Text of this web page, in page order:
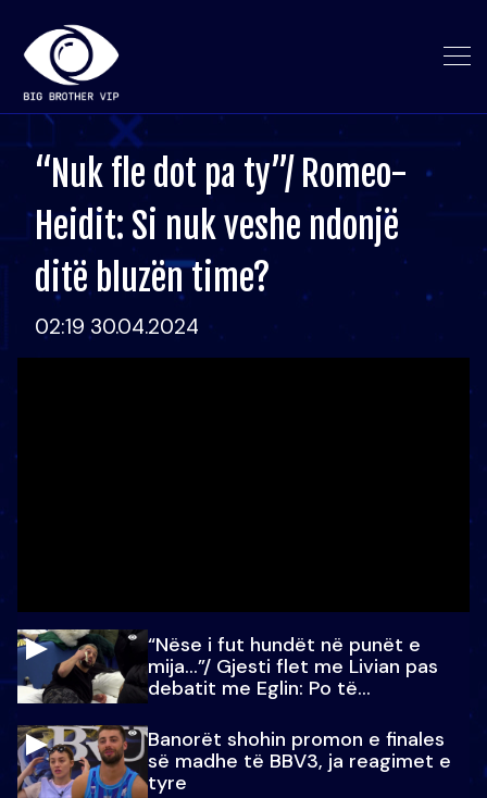
“Nuk fle dot pa ty”/ Romeo-
Heidit: Si nuk veshe ndonjë
ditë bluzën time?
02:19 30.04.2024
“Nëse i fut hundët në punët e
mija…”/ Gjesti flet me Livian pas
debatit me Eglin: Po të
Banorët shohin promon e finales
së madhe të BBV3, ja reagimet e
tyre